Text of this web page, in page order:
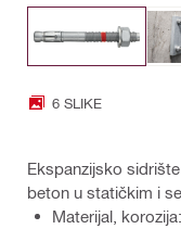
6 SLIKE
Ekspanzijsko
beton u statičkim i
Materijal,